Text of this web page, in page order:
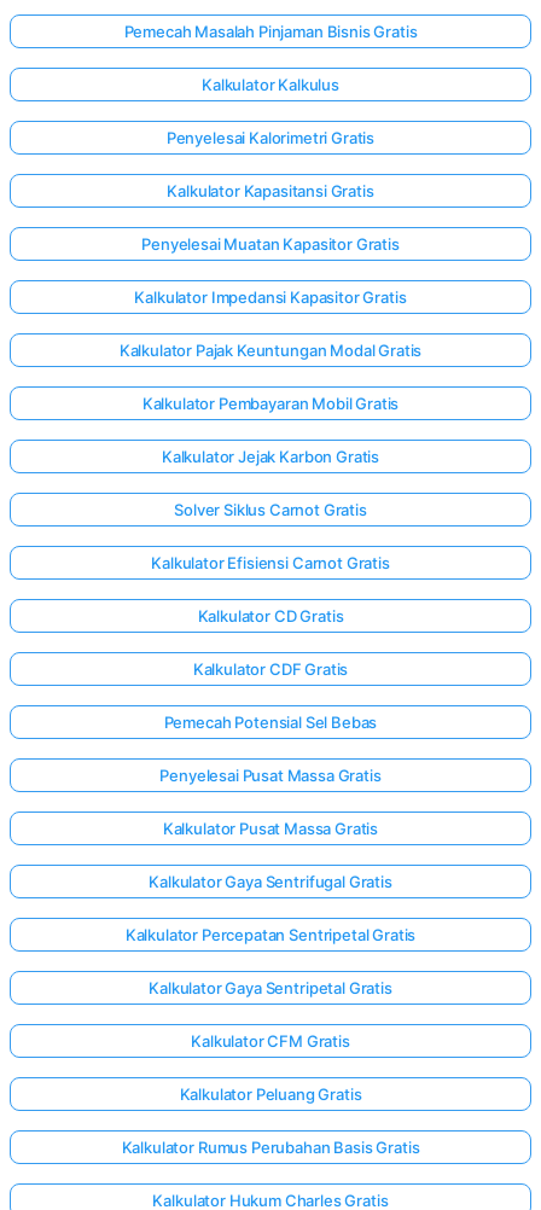
Pemecah Masalah Pinjaman Bisnis Gratis
Kalkulator Kalkulus
Penyelesai Kalorimetri Gratis
Kalkulator Kapasitansi Gratis
Penyelesai Muatan Kapasitor Gratis
Kalkulator Impedansi Kapasitor Gratis
Kalkulator Pajak Keuntungan Modal Gratis
Kalkulator Pembayaran Mobil Gratis
Kalkulator Jejak Karbon Gratis
Solver Siklus Carnot Gratis
Kalkulator Efisiensi Carnot Gratis
Kalkulator CD Gratis
Kalkulator CDF Gratis
Pemecah Potensial Sel Bebas
Penyelesai Pusat Massa Gratis
Kalkulator Pusat Massa Gratis
Kalkulator Gaya Sentrifugal Gratis
Kalkulator Percepatan Sentripetal Gratis
Kalkulator Gaya Sentripetal Gratis
Kalkulator CFM Gratis
Kalkulator Peluang Gratis
Kalkulator Rumus Perubahan Basis Gratis
Kalkulator Hukum Charles Gratis